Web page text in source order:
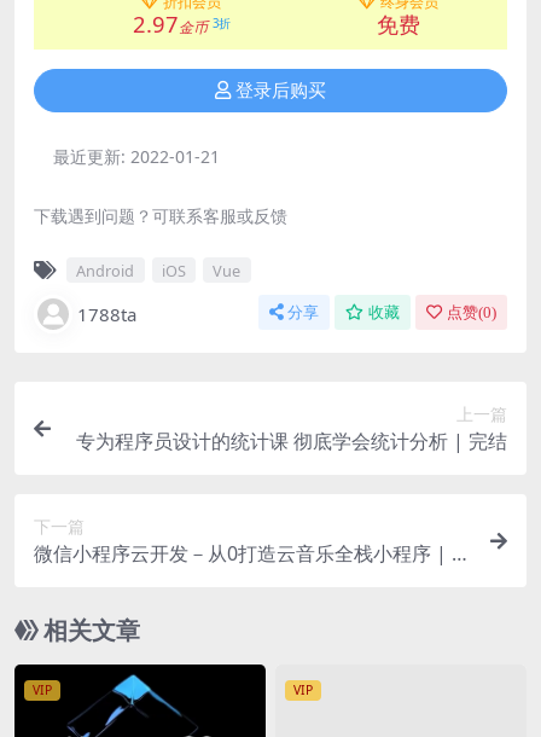
2.97金币 3折 免费
登录后购买
最近更新: 2022-01-21
下载遇到问题？可联系客服或反馈
Android iOS Vue
1788ta 分享 收藏 点赞(0)
上一篇
专为程序员设计的统计课 彻底学会统计分析 | 完结
下一篇
微信小程序云开发－从0打造云音乐全栈小程序 | 完
相关文章
VIP VIP